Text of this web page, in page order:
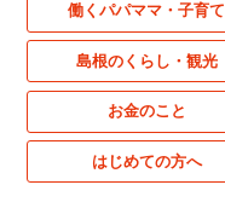
働くパパママ・子育て
島根のくらし・観光
お金のこと
はじめての方へ